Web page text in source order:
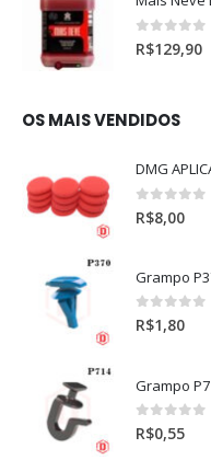
0 out of
R$129,90
OS MAIS VENDIDOS
0 out of
R$8,00
Grampo
0out of
R$1,80
Grampo
0out of
R$0,55